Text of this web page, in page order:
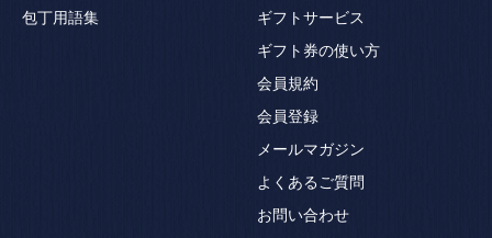
包丁用語集
ギフトサービス
ギフト券の使い方
会員規約
会員登録
メールマガジン
よくあるご質問
お問い合わせ